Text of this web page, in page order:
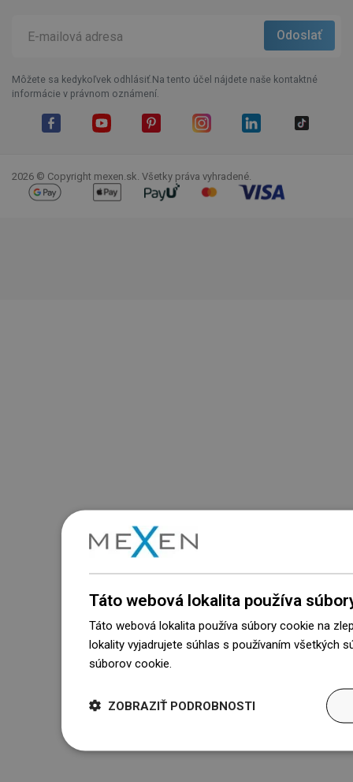
Môžete sa kedykoľvek odhlásiť.Na tento účel nájdete naše kontaktné
informácie v právnom oznámení.
2026 © Copyright mexen.sk. Všetky práva vyhradené.
Táto webová lokalita používa
Táto webová lokalita používa súbory cookie na
lokality vyjadrujete súhlas s používaním všetkých
súborov cookie.
ZOBRAZIŤ PODROBNOSTI